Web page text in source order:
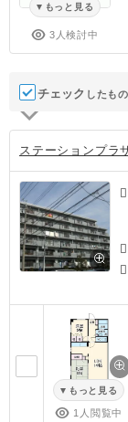
もっと見る
3人検討中
チェック したも
ステーションプラ
もっと見る
1人閲覧中